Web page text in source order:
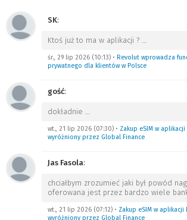
SK:
Ktoś już to ma w aplikacji ? …
śr., 29 lip 2026 (10:13) • Revolut wprowadza
prywatnego dla klientów w Polsce
gość:
dokładnie …
wt., 21 lip 2026 (07:30) • Zakup eSIM w
wyróżniony przez Global Finance
Jas Fasola:
chciałbym zrozumieć jaki był powód
oferowana jest przez bardzo wiele
wt., 21 lip 2026 (07:12) • Zakup eSIM w aplikacji
wyróżniony przez Global Finance